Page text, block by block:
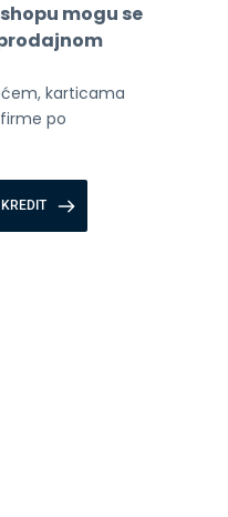
mogu se
karticama
po